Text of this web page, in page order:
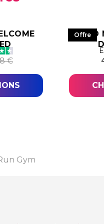
€ : 529,78 €.
: 397,34 €.
OffreLED
Gym